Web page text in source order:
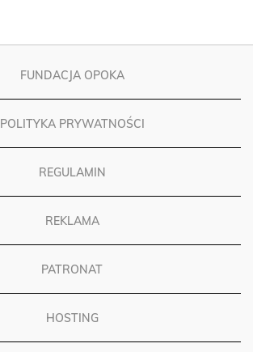
FUNDACJA OPOKA
POLITYKA PRYWATNOŚCI
REGULAMIN
REKLAMA
PATRONAT
HOSTING